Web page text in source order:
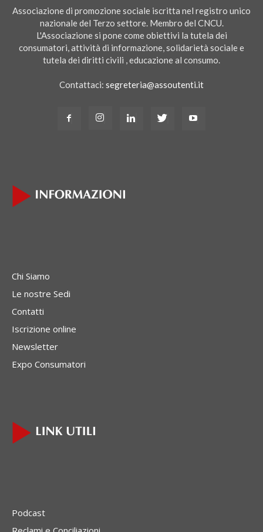
Associazione di promozione sociale iscritta nel registro unico
nazionale del Terzo settore. Membro del CNCU.
L'Associazione si pone come obiettivi la tutela dei
consumatori, attività di informazione, solidarietà sociale e
tutela dei diritti civili , educazione al consumo.
Contattaci: segreteria@assoutenti.it
Chi Siamo
Le nostre Sedi
Contatti
Iscrizione online
Newsletter
Expo Consumatori
Podcast